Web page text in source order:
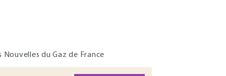
Nouvelles du Gaz de France